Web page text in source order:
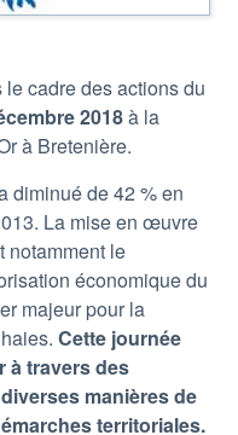
cadre des actions du
2018à la
à Bretenière.
diminué de 42 % en
La mise en œuvre
notamment le
économique du
majeur pour la
Cette journée
à travers des
manières de
territoriales.